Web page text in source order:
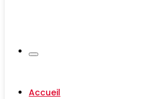
Accueil